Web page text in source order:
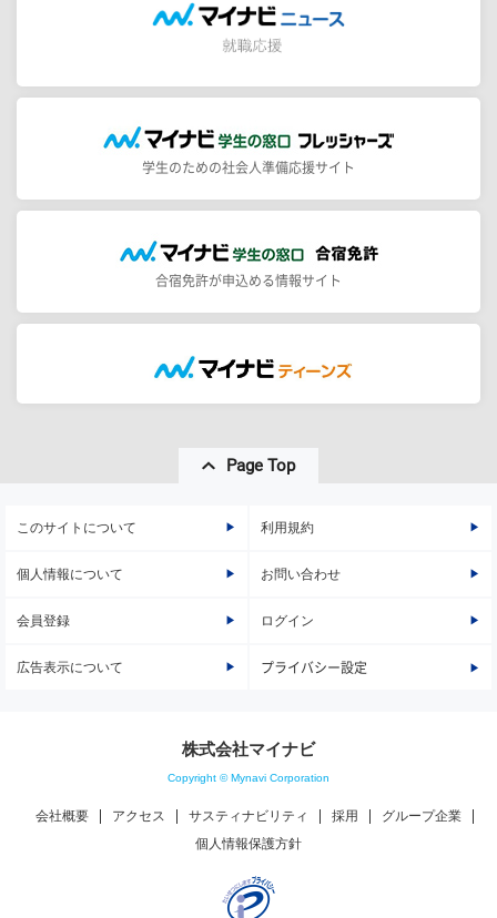
学生のための社会人準備応援サイト
合宿免許が申込める情報サイト
Page Top
このサイトについて 利用規約
個人情報について お問い合わせ
会員登録 ログイン
広告表示について プライバシー設定
株式会社マイナビ
Copyright © Mynavi Corporation
会社概要 アクセス サスティナビリティ 採用
グループ企業
個人情報保護方針